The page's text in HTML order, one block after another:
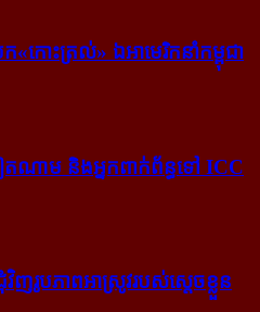
កោះ​ត្រល់» ឯ​អាមេរិក​នាំ​កម្ពុជា​
តណាម និង​អ្នក​ពាក់​ព័ន្ធ​ទៅ ICC
ញ​រូបភាព​អាស្រូវ​របស់​ស្ដេច​ខ្លួន